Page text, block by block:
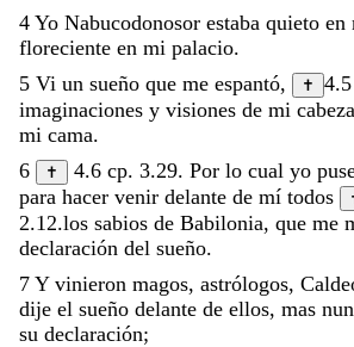
4 Yo Nabucodonosor estaba quieto en
floreciente en mi palacio.
5 Vi un sueño que me espantó, ✝ 4.5
imaginaciones y visiones de mi cabeza
mi cama.
6
✝ 4.6 cp. 3.29. Por lo cual yo
para hacer venir delante de mí todos
2.12.los sabios de Babilonia, que me
declaración del sueño.
7 Y vinieron magos, astrólogos,
dije el sueño delante de ellos, mas
su declaración;